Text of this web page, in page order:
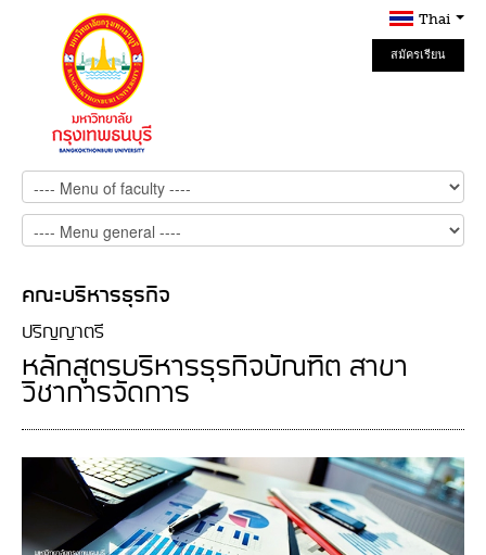
Thai
สมัครเรียน
Online
คณะบริหารธุรกิจ
ปริญญาตรี
หลักสูตรบริหารธุรกิจบัณฑิต สาขา
วิชาการจัดการ